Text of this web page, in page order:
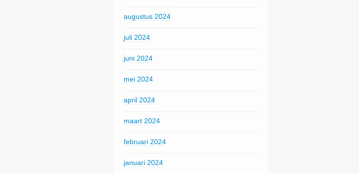
augustus 2024
juli 2024
juni 2024
mei 2024
april 2024
maart 2024
februari 2024
januari 2024